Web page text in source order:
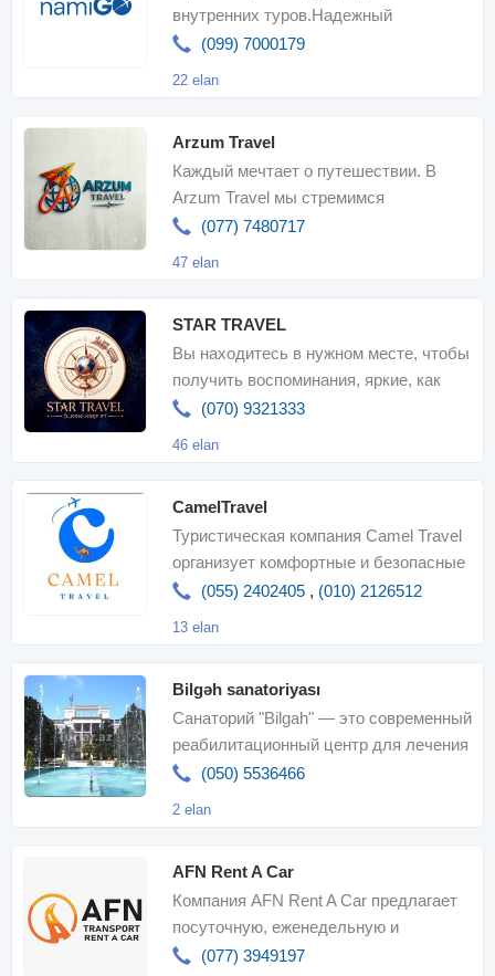
внутренних туров.Надежный
партнер.Мы к вашим услугам для
(099) 7000179
22 elan
Arzum Travel
Каждый мечтает о путешествии. В
Arzum Travel мы стремимся
превратить эту мечту в комфортное,
(077) 7480717
47 elan
STAR TRAVEL
Вы находитесь в нужном месте, чтобы
получить воспоминания, яркие, как
звезды. С Star Travel каждое
(070) 9321333
46 elan
CamelTravel
Туристическая компания Camel Travel
организует комфортные и безопасные
туры в Азербайджан и зарубежны
(055) 2402405 , (010) 2126512
13 elan
Bilgəh sanatoriyası
Санаторий "Bilgah" — это современный
реабилитационный центр для лечения
заболеваний сердечно-сосудистой
(050) 5536466
2 elan
AFN Rent A Car
Компания AFN Rent A Car предлагает
посуточную, еженедельную и
ежемесячную аренду полностью
(077) 3949197